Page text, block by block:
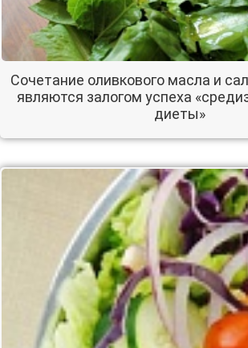
Сочетание оливкового масла и
являются залогом успеха
диеты»